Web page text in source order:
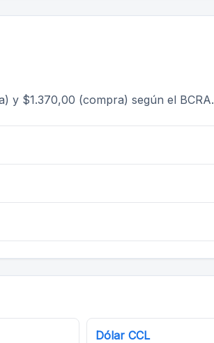
y $1.370,00 (compra) según el BCRA.
Dólar CCL